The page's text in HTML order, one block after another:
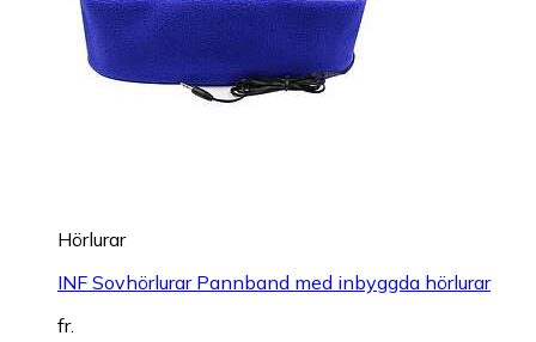
Hörlurar
INF Sovhörlurar Pannband med inbyggda hörlurar
fr.